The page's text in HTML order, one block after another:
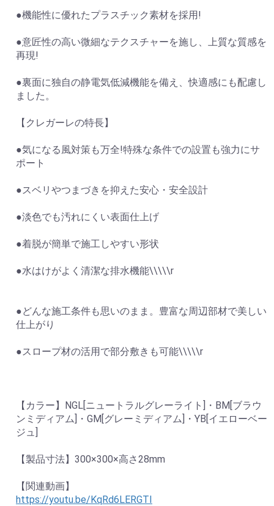
●機能性に優れたプラスチック素材を採用!
●意匠性の高い微細なテクスチャーを施し、上質な質感を
再現!
●裏面に独自の静電気低減機能を備え、快適感にも配慮し
ました。
【クレガーレの特長】
●気になる風対策も万全!特殊な条件での設置も強力にサ
ポート
●スベリやつまづきを抑えた安心・安全設計
●淡色でも汚れにくい表面仕上げ
●着脱が簡単で施工しやすい形状
●水はけがよく清潔な排水機能\\\\\r
●どんな施工条件も思いのまま。豊富な周辺部材で美しい
仕上がり
●スロープ材の活用で部分敷きも可能\\\\\r
【カラー】NGL[ニュートラルグレーライト]・BM[ブラウ
ンミディアム]・GM[グレーミディアム]・YB[イエローベー
ジュ]
【製品寸法】300×300×高さ28mm
【関連動画】
https://youtu.be/KqRd6LERGTI